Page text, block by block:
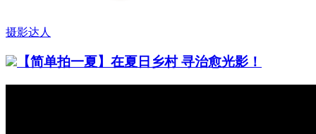
摄影达人
【简单拍一夏】在夏日乡村 寻治愈光影！